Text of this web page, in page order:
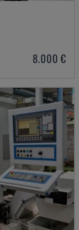
8.000 €